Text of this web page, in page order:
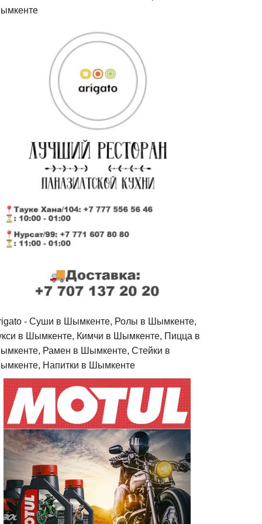
- Cуши в Шымкенте, Ролы в Шымкенте,
в Шымкенте, Кимчи в Шымкенте, Пицца в
Рамен в Шымкенте, Стейки в
Напитки в Шымкенте